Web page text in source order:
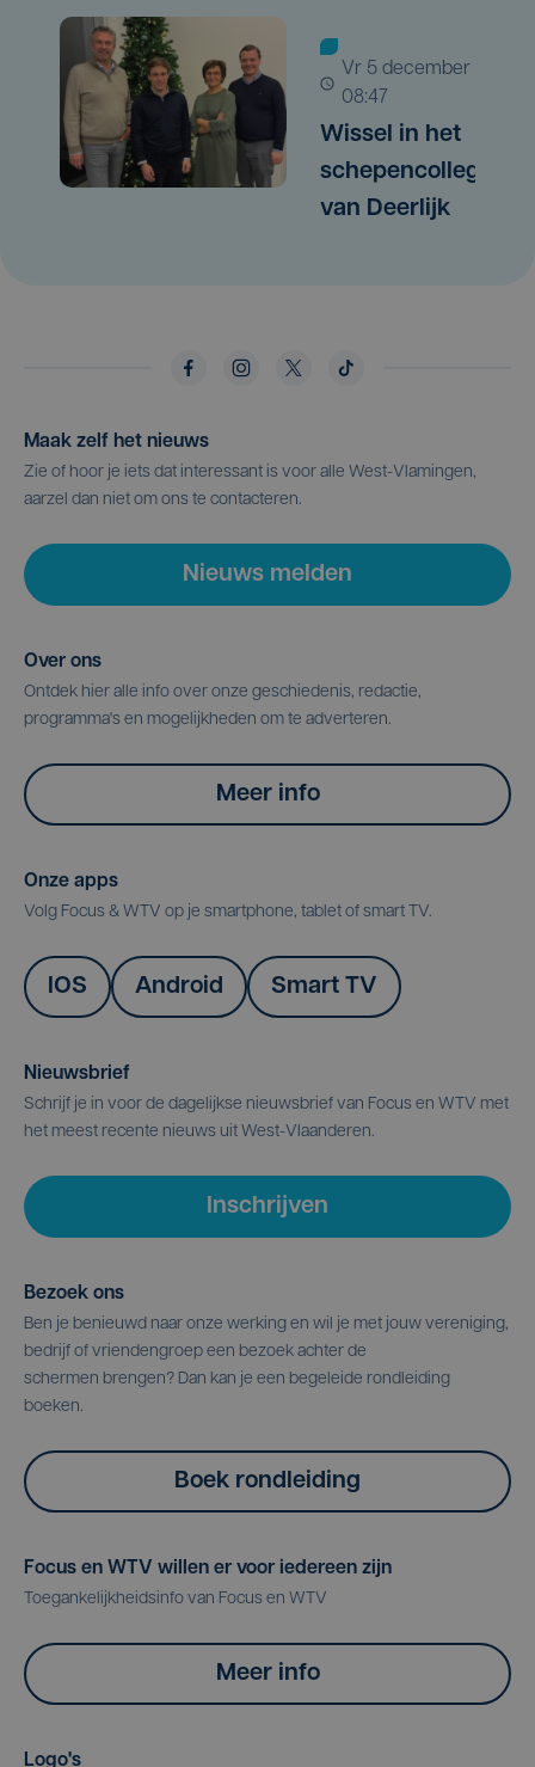
vr 5 december |
08:47
Wissel in het
schepencollege
van Deerlijk
Maak zelf het nieuws
Zie of hoor je iets dat interessant is voor alle West-Vlamingen,
aarzel dan niet om ons te contacteren.
Nieuws melden
Over ons
Ontdek hier alle info over onze geschiedenis, redactie,
programma's en mogelijkheden om te adverteren.
Meer info
Onze apps
Volg Focus & WTV op je smartphone, tablet of smart TV.
IOS Android Smart TV
Nieuwsbrief
Schrijf je in voor de dagelijkse nieuwsbrief van Focus en WTV met
het meest recente nieuws uit West-Vlaanderen.
Inschrijven
Bezoek ons
Ben je benieuwd naar onze werking en wil je met jouw vereniging,
bedrijf of vriendengroep een bezoek achter de
schermen brengen? Dan kan je een begeleide rondleiding
boeken.
Boek rondleiding
Focus en WTV willen er voor iedereen zijn
Toegankelijkheidsinfo van Focus en WTV
Meer info
Logo's